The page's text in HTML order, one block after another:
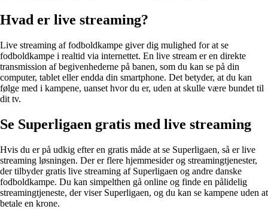
Hvad er live streaming?
Live streaming af fodboldkampe giver dig mulighed for at se
fodboldkampe i realtid via internettet. En live stream er en direkte
transmission af begivenhederne på banen, som du kan se på din
computer, tablet eller endda din smartphone. Det betyder, at du kan
følge med i kampene, uanset hvor du er, uden at skulle være bundet til
dit tv.
Se Superligaen gratis med live streaming
Hvis du er på udkig efter en gratis måde at se Superligaen, så er live
streaming løsningen. Der er flere hjemmesider og streamingtjenester,
der tilbyder gratis live streaming af Superligaen og andre danske
fodboldkampe. Du kan simpelthen gå online og finde en pålidelig
streamingtjeneste, der viser Superligaen, og du kan se kampene uden at
betale en krone.